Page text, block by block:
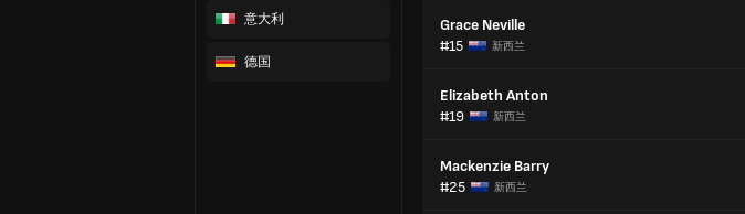
意大利
德国
Grace Neville
#15
新西兰
Elizabeth Anton
#19
新西兰
Mackenzie Barry
#25
新西兰